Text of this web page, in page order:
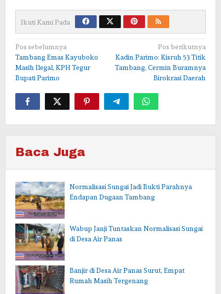
Ikuti Kami Pada
Navigasi
pos
Pos sebelumnya
Tambang Emas Kayuboko
Masih Ilegal, KPH Tegur
Bupati Parimo
Pos berikutnya
Kadin Parimo: Kisruh 53 Titik
Tambang, Cermin Buramnya
Birokrasi Daerah
Baca Juga
Normalisasi Sungai Jadi Bukti Parahnya
Endapan Dugaan Tambang
Wabup Janji Tuntaskan Normalisasi Sungai
di Desa Air Panas
Banjir di Desa Air Panas Surut, Empat
Rumah Masih Tergenang